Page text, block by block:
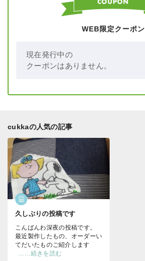
WEB限定クーポン
現在発行中の
クーポンはありません。
cukkaの人気の記事
久しぶりの投稿です
こんばんわ深夜の投稿です。
最近製作したもの、オーダーい
てだいたものご紹介します
……続きを読む